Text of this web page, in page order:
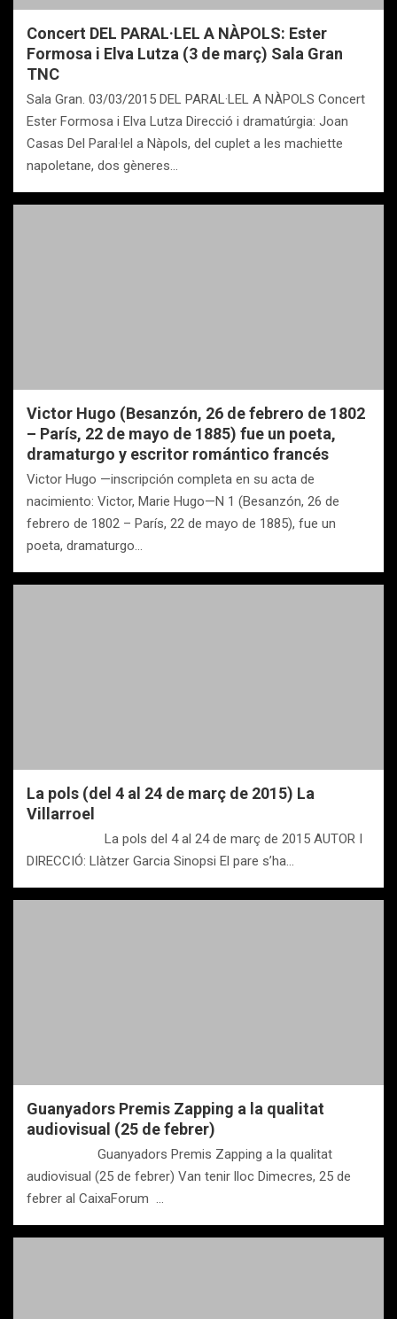
Concert DEL PARAL·LEL A NÀPOLS: Ester
Formosa i Elva Lutza (3 de març) Sala Gran
TNC
Sala Gran. 03/03/2015 DEL PARAL·LEL A NÀPOLS Concert
Ester Formosa i Elva Lutza Direcció i dramatúrgia: Joan
Casas Del Paral·lel a Nàpols, del cuplet a les machiette
napoletane, dos gèneres…
Victor Hugo (Besanzón, 26 de febrero de 1802
– París, 22 de mayo de 1885) fue un poeta,
dramaturgo y escritor romántico francés
Victor Hugo —inscripción completa en su acta de
nacimiento: Victor, Marie Hugo—N 1 (Besanzón, 26 de
febrero de 1802 – París, 22 de mayo de 1885), fue un
poeta, dramaturgo…
La pols (del 4 al 24 de març de 2015) La
Villarroel
La pols del 4 al 24 de març de 2015 AUTOR I
DIRECCIÓ: Llàtzer Garcia Sinopsi El pare s’ha…
Guanyadors Premis Zapping a la qualitat
audiovisual (25 de febrer)
Guanyadors Premis Zapping a la qualitat
audiovisual (25 de febrer) Van tenir lloc Dimecres, 25 de
febrer al CaixaForum …